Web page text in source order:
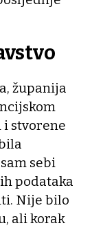
županija
i stvorene
sebi
podataka
Nije bilo
ali korak